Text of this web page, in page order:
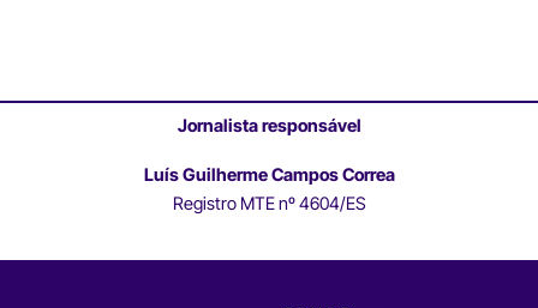
Jornalista responsável
Luís Guilherme Campos Correa
Registro MTE nº 4604/ES